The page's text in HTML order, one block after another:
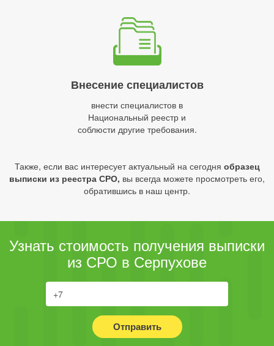
Внесение специалистов
внести специалистов в
Национальный реестр и
соблюсти другие требования.
Также, если вас интересует актуальный на сегодня образец
выписки из реестра СРО, вы всегда можете просмотреть его,
обратившись в наш центр.
Узнать стоимость получения выписки
из СРО в Серпухове
Отправить